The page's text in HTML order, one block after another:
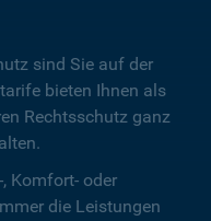
sind Sie auf der
bieten Ihnen als
Rechtsschutz ganz
Komfort- oder
die Leistungen